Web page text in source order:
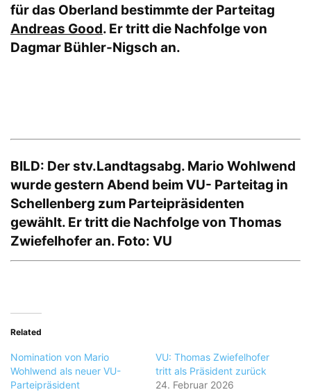
für das Oberland bestimmte der Parteitag
Andreas Good. Er tritt die Nachfolge von
Dagmar Bühler-Nigsch an.
BILD: Der stv.Landtagsabg. Mario Wohlwend
wurde gestern Abend beim VU- Parteitag in
Schellenberg zum Parteipräsidenten
gewählt. Er tritt die Nachfolge von Thomas
Zwiefelhofer an. Foto: VU
Related
Nomination von Mario
Wohlwend als neuer VU-
Parteipräsident
VU: Thomas Zwiefelhofer
tritt als Präsident zurück
24. Februar 2026